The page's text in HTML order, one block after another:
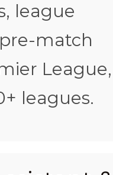
league
match
League,
leagues.